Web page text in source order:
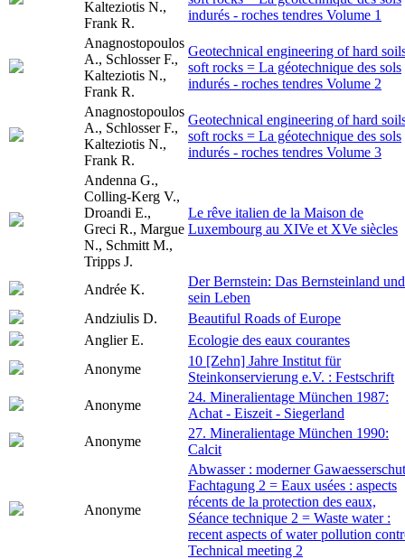
Kalteziotis N.,
Frank R.
indurés - roches tendres Volume 1
Anagnostopoulos
A., Schlosser F.,
Kalteziotis N.,
Frank R.
Geotechnical engineering of hard
soft rocks = La géotechnique des sols
indurés - roches tendres Volume 2
Anagnostopoulos
A., Schlosser F.,
Kalteziotis N.,
Frank R.
Geotechnical engineering of hard
soft rocks = La géotechnique des sols
indurés - roches tendres Volume 3
Andenna G.,
Colling-Kerg V.,
Droandi E.,
Greci R., Margue
N., Schmitt M.,
Tripps J.
Le rêve italien de la Maison de
Luxembourg au XIVe et XVe siècles
Andrée K.
Der Bernstein: Das Bernsteinland und
sein Leben
Andziulis D.
Beautiful Roads of Europe
Anglier E.
Ecologie des eaux courantes
Anonyme
10 [Zehn] Jahre Institut für
Steinkonservierung e.V. : Festschrift
Anonyme
24. Mineralientage München 1987:
Achat - Eiszeit - Siegerland
Anonyme
27. Mineralientage München 1990:
Calcit
Anonyme
Abwasser : moderner
Fachtagung 2 = Eaux usées : aspects
récents de la protection des eaux,
Séance technique 2 = Waste water :
recent aspects of water pollution
Technical meeting 2